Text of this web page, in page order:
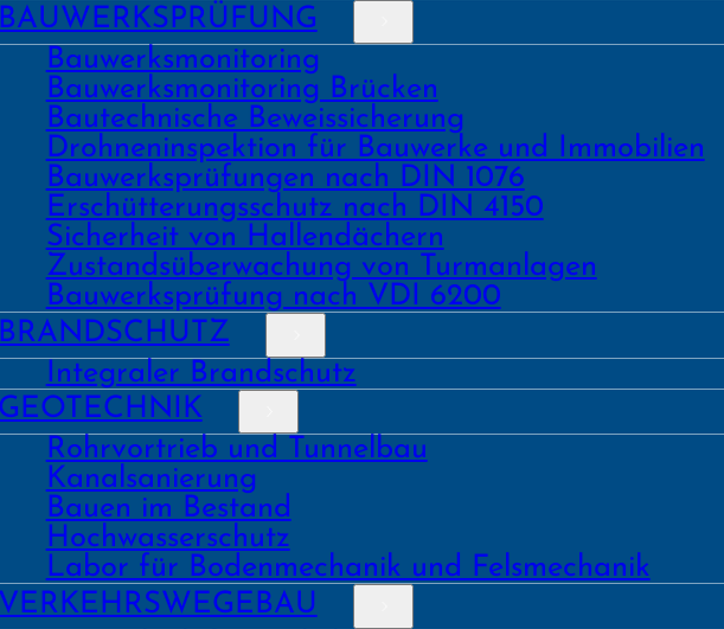
Bauwerks­monitoring
Bauwerks­monitoring Brücken
Bau­tech­nische Beweis­sicherung
Drohnen­inspektion für Bauwerke und Immobilien
Bau­werks­prüfungen nach DIN 1076
Erschüt­terungs­schutz nach DIN 4150
Sicher­heit von Hallen­dächern
Zustands­überwachung von Turm­anlagen
Bauwerks­prüfung nach VDI 6200
Integraler Brandschutz
Rohrvortrieb und Tunnelbau
Kanal­sanierung
Bauen im Bestand
Hochwasser­schutz
Labor für Boden­mechanik und Fels­mechanik